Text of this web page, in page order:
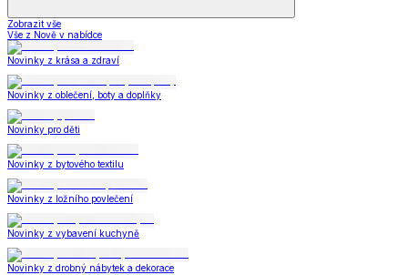
Zobrazit vše
Vše z Nově v nabídce
Novinky z krása a zdraví
Novinky z oblečení, boty a doplňky
Novinky pro děti
Novinky z bytového textilu
Novinky z ložního povlečení
Novinky z vybavení kuchyně
Novinky z drobný nábytek a dekorace